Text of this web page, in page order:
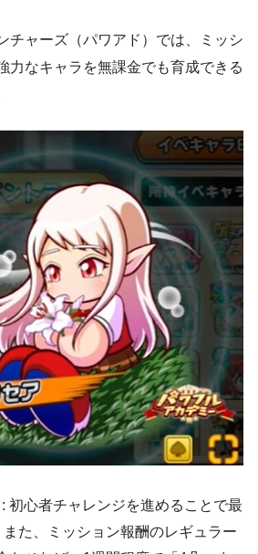
チャーズ（パワアド）では、ミッシ
力なキャラを無課金でも育成できる
: 初心者チャレンジを進めることで最
た、ミッション報酬のレギュラー